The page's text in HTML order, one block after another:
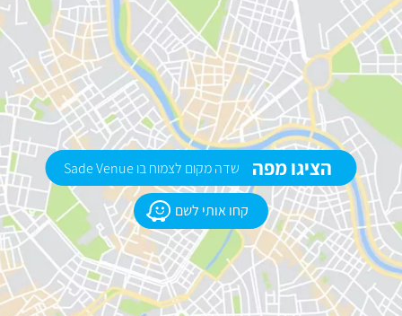
קחו אותי לשם
הציגו מפה שדה מקום לצמוח בו Sade Venue